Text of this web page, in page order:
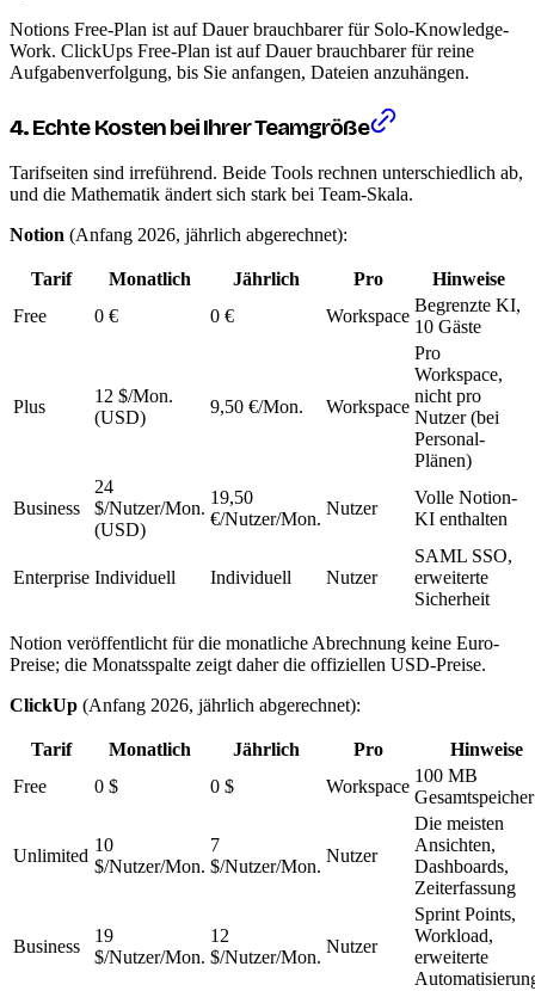
Notions Free-Plan ist auf Dauer brauchbarer für Solo-Knowledge-
Work. ClickUps Free-Plan ist auf Dauer brauchbarer für reine
Aufgabenverfolgung, bis Sie anfangen, Dateien anzuhängen.
4. Echte Kosten bei Ihrer Teamgröße
Tarifseiten sind irreführend. Beide Tools rechnen unterschiedlich ab,
und die Mathematik ändert sich stark bei Team-Skala.
Notion (Anfang 2026, jährlich abgerechnet):
Tarif Monatlich Jährlich Pro
Hinweise
Free
0 € 0 € Workspace
Begrenzte KI,
10 Gäste
Plus
12 $/Mon.
(USD)
9,50 €/Mon. Workspace
Pro
Workspace,
nicht pro
Nutzer (bei
Personal-
Plänen)
Business
24
$/Nutzer/Mon.
(USD)
19,50
€/Nutzer/Mon.
Nutzer
Volle Notion-
KI enthalten
Enterprise Individuell Individuell Nutzer
SAML SSO,
erweiterte
Sicherheit
Notion veröffentlicht für die monatliche Abrechnung keine Euro-
Preise; die Monatsspalte zeigt daher die offiziellen USD-Preise.
ClickUp (Anfang 2026, jährlich abgerechnet):
Tarif Monatlich Jährlich Pro
Hinweise
Free
0 $ 0 $ Workspace
100 MB
Gesamtspeicher
Unlimited
10
$/Nutzer/Mon.
7
$/Nutzer/Mon.
Nutzer
Die meisten
Ansichten,
Dashboards,
Zeiterfassung
Business
19
$/Nutzer/Mon.
12
$/Nutzer/Mon.
Nutzer
Sprint Points,
Workload,
erweiterte